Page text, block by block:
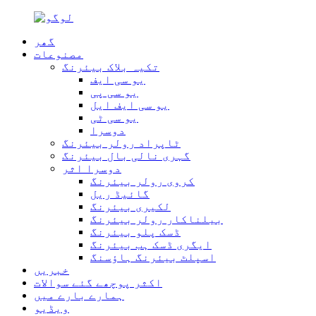
گھر
مصنوعات
تکیہ بلاک بیئرنگ
یو سی ایف
یو سی پی
یو سی ایف ایل
یو سی ٹی
دوسرا
ٹاپراد رولر بیئرنگ
گہری نالی بال بیئرنگ
دوسرا اثر
کروی رولر بیئرنگ
گائیڈ ریل
لکیری بیئرنگ
بیلناکار رولر بیئرنگ
ڈسک پلو بیئرنگ
ایگری ڈسک ہب بیئرنگ
اسپلٹ بیئرنگ ہاؤسنگ
خبریں
اکثر پوچھے گئے سوالات
ہمارے بارے میں
ویڈیو